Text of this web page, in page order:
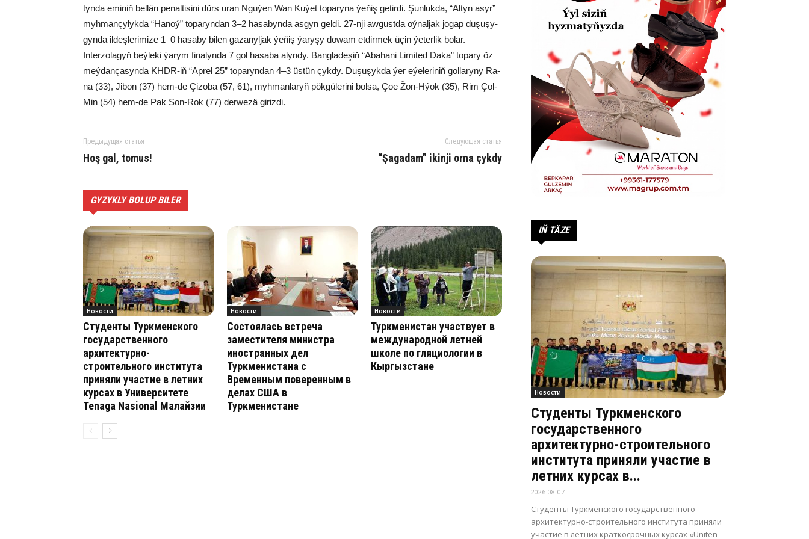
tyn­da emi­niň bel­län pe­nal­ti­si­ni dürs uran Ngu­ýen Wan Ku­ýet to­pa­ry­na ýe­ňiş ge­tir­di. Şun­luk­da, “Al­tyn asyr”
myh­man­çy­lyk­da “Ha­noý” to­pa­ryn­dan 3–2 ha­sa­byn­da as­gyn gel­di. 27-nji aw­gust­da oý­nal­jak jo­gap du­şu­şy­
gyn­da il­deş­le­ri­mi­ze 1–0 ha­sa­by bi­len ga­za­nyl­jak ýe­ňiş ýa­ry­şy do­wam et­dir­mek üçin ýe­ter­lik bo­lar.
In­ter­zo­la­gyň beý­le­ki ýa­rym fi­na­lyn­da 7 gol ha­sa­ba alyn­dy. Bang­la­de­şiň “Aba­ha­ni Li­mi­ted Da­ka” to­pa­ry öz
meý­dan­ça­syn­da KHDR-iň “Ap­rel 25” to­pa­ryn­dan 4–3 üs­tün çyk­dy. Du­şu­şyk­da ýer eýe­le­ri­niň gol­la­ry­ny Ra­
na (33), Ji­bon (37) hem-de Çi­zo­ba (57, 61), myh­man­la­ryň pök­gü­le­ri­ni bol­sa, Çoe Žon-Hýok (35), Rim Çol-
Min (54) hem-de Pak Son-Rok (77) der­we­zä gi­riz­di.
Предыдущая статья
Hoş gal, tomus!
Следующая статья
“Şa­ga­dam” ikin­ji or­na çyk­dy
GYZYKLY BOLUP BILER
Новости
Студенты Туркменского
государственного
архитектурно-
строительного института
приняли участие в летних
курсах в Университете
Tenaga Nasional Малайзии
Новости
Состоялась встреча
заместителя министра
иностранных дел
Туркменистана с
Временным поверенным в
делах США в
Туркменистане
Новости
Туркменистан участвует в
международной летней
школе по гляциологии в
Кыргызстане
IŇ TÄZE
Новости
Студенты Туркменского
государственного
архитектурно-строительного
института приняли участие в
летних курсах в...
2026-08-07
Студенты Туркменского государственного
архитектурно-строительного института приняли
участие в летних краткосрочных курсах «Uniten